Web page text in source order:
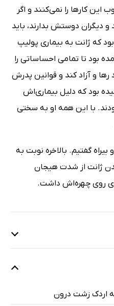
این کارها را نمى‌کنند و اگر
دیگران دوستش بدارند، باید
که ژانت به بیمارى پولیپ
بود تا تمامى احساساتى را
و آزاد کند و قوانین پدرش
بود که دلیل بیمارى‌اش
با این همه او به سختى
گفتیم. بالاخره نوبت به
بدن ژانت از شدت هیجان
روى چهره‌اش داشت.
اردک زشت درون